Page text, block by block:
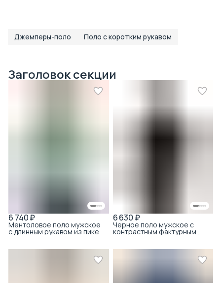
Джемперы-поло Поло с коротким рукавом
Заголовок секции
6 740 ₽
Ментоловое поло мужское
с длинным рукавом из пике
6 630 ₽
Черное поло мужское с
контрастным фактурным
воротником